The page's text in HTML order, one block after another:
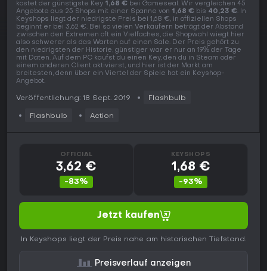
kostet der günstigste Key 1,68 € bei Gameseal. Wir vergleichen 45
Angebote aus 25 Shops mit einer Spanne von 1,68 € bis 40,23 €. In
Keyshops liegt der niedrigste Preis bei 1,68 €, in offiziellen Shops
beginnt er bei 3,62 €. Bei so vielen Verkäufern beträgt der Abstand
zwischen den Extremen oft ein Vielfaches, die Shopwahl wiegt hier
also schwerer als das Warten auf einen Sale. Der Preis gehört zu
den niedrigsten der Historie, günstiger war er nur an 19% der Tage
mit Daten. Auf dem PC kaufst du einen Key, den du in Steam oder
einem anderen Client aktivierst, und hier ist der Markt am
breitesten, denn über ein Viertel der Spiele hat ein Keyshop-
Angebot.
Veröffentlichung: 18 Sept. 2019 Flashbulb
Flashbulb Action
OFFICIAL
3,62 €
-83%
KEYSHOPS
1,68 €
-93%
Jetzt kaufen
In Keyshops liegt der Preis nahe am historischen Tiefstand.
Preisverlauf anzeigen